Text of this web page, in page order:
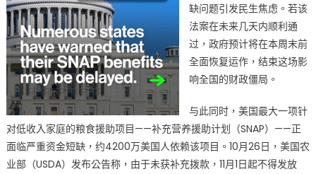
缺问题引发民生焦虑。若该
法案在未来几天内顺利通
过，政府预计将在本周末前
全面恢复运作，结束这场影
响全国的财政僵局。
与此同时，美国最大一项针
对低收入家庭的粮食援助项目——补充营养援助计划（SNAP）——正
面临严重资金短缺，约4200万美国人依赖该项目。10月26日，美国农
业部（USDA）发布公告称，由于未获补充拨款，11月1日起不得发放